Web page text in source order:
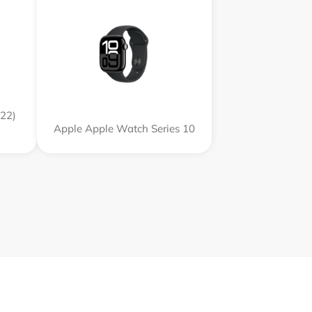
Apple Apple Watch Series 10